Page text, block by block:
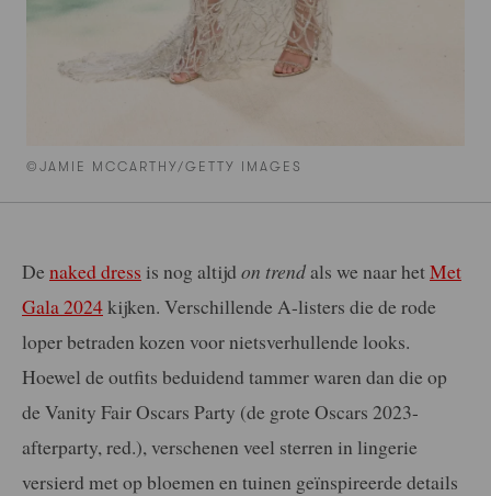
©JAMIE MCCARTHY/GETTY IMAGES
De naked dress is nog altijd on trendals we naar hetMet
Gala 2024kijken. Verschillende A-listers die de rode
loper betraden kozen voor nietsverhullende looks.
Hoewel de outfits beduidend tammer waren dan die op
de Vanity Fair Oscars Party (de grote Oscars 2023-
afterparty, red.), verschenen veel sterren in lingerie
versierd met op bloemen en tuinen geïnspireerde details